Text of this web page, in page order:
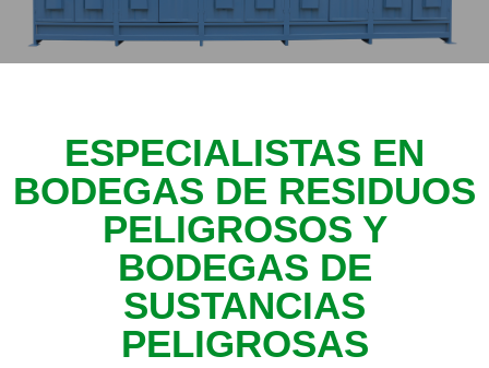
ESPECIALISTAS EN
BODEGAS DE RESIDUOS
PELIGROSOS Y
BODEGAS DE
SUSTANCIAS
PELIGROSAS